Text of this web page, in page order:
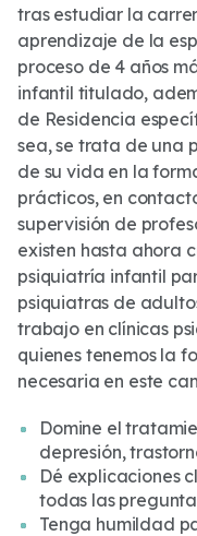
tras estudiar la
aprendizaje de la
proceso de 4 años
infantil titulado,
de Residencia
sea, se trata de una
de su vida en la
prácticos, en
supervisión de
existen hasta ahora
psiquiatría infantil
psiquiatras de
trabajo en clínicas
quienes tenemos la
necesaria en este
Domine el
depresión,
Dé explicaciones
todas las
Tenga humildad